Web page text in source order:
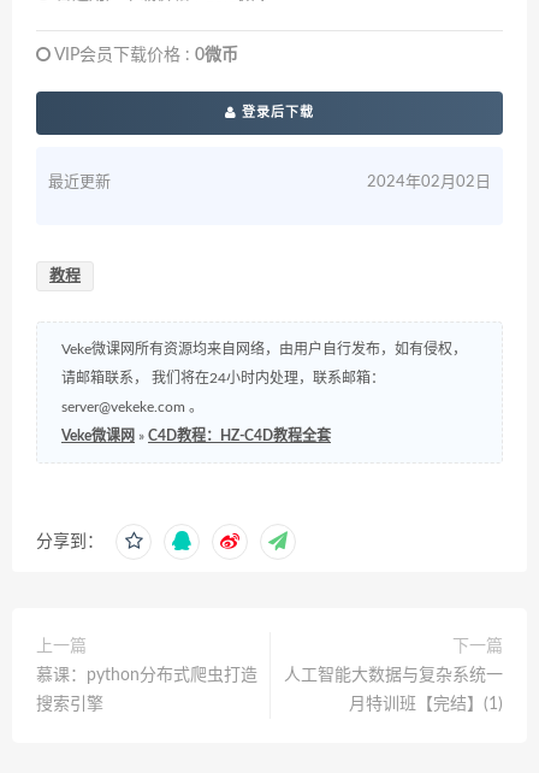
VIP会员下载价格 : 0微币
登录后下载
最近更新 2024年02月02日
教程
Veke微课网所有资源均来自网络，由用户自行发布，如有侵权，
请邮箱联系， 我们将在24小时内处理，联系邮箱：
server@vekeke.com 。
Veke微课网 » C4D教程：HZ-C4D教程全套
分享到：
上一篇
慕课：python分布式爬虫打造
搜索引擎
下一篇
人工智能大数据与复杂系统一
月特训班【完结】(1)